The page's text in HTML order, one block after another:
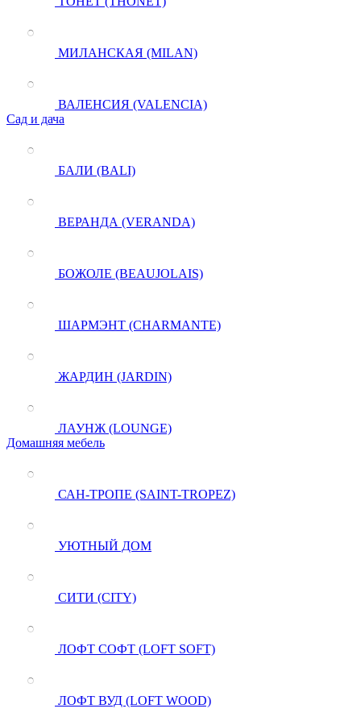
МИЛАНСКАЯ (MILAN)
ВАЛЕНСИЯ (VALENCIA)
Сад и дача
БАЛИ (BALI)
ВЕРАНДА (VERANDA)
БОЖОЛЕ (BEAUJOLAIS)
ШАРМЭНТ (CHARMANTE)
ЖАРДИН (JARDIN)
ЛАУНЖ (LOUNGE)
Домашняя мебель
САН-ТРОПЕ (SAINT-TROPEZ)
УЮТНЫЙ ДОМ
СИТИ (CITY)
ЛОФТ СОФТ (LOFT SOFT)
ЛОФТ ВУД (LOFT WOOD)